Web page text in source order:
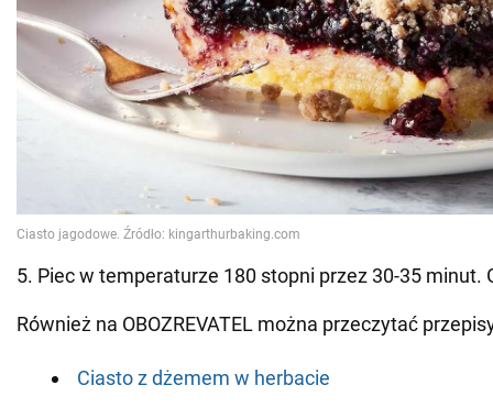
5. Piec w temperaturze 180 stopni przez 30-35 minut.
Również na OBOZREVATEL można przeczytać
Ciasto z dżemem w herbacie